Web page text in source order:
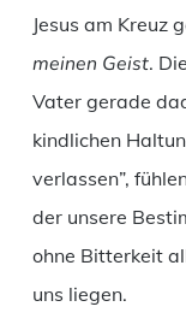
Jesus am Kreuz
meinen Geist.
Vater gerade
kindlichen
verlassen”,
der unsere
ohne Bitterkeit
uns liegen.